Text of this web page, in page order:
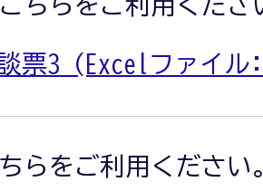
票3 (Excelファイル
ちらをご利用ください